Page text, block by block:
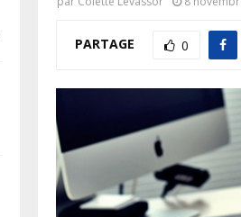
PARTAGE 0